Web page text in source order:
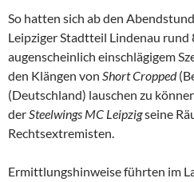
So hatten sich ab den
Leipziger Stadtteil Lindenau rund
augenscheinlich einschlägigem
den Klängen von Short Cropped
(Deutschland) lauschen zu
derSteelwings MC Leipzigseine
Rechtsextremisten.
Ermittlungshinweise führten im